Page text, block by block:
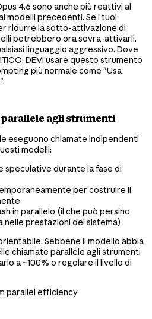
4.6 sono anche più reattivi al
modelli precedenti. Se i tuoi
ridurre la sotto-attivazione di
potrebbero ora sovra-attivarli.
linguaggio aggressivo. Dove
DEVI usare questo strumento
più normale come "Usa
agli strumenti
eseguono chiamate indipendenti
modelli:
speculative durante la fase di
per costruire il
in parallelo (il che può persino
prestazioni del sistema)
Sebbene il modello abbia
chiamate parallele agli strumenti
a ~100% o regolare il livello di
parallel efficiency